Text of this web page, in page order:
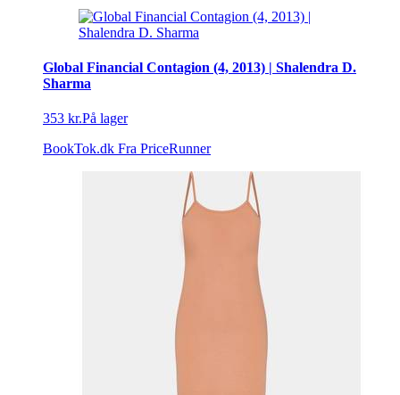
Global Financial Contagion (4, 2013) | Shalendra D.
Sharma
353 kr.På lager
BookTok.dk Fra PriceRunner